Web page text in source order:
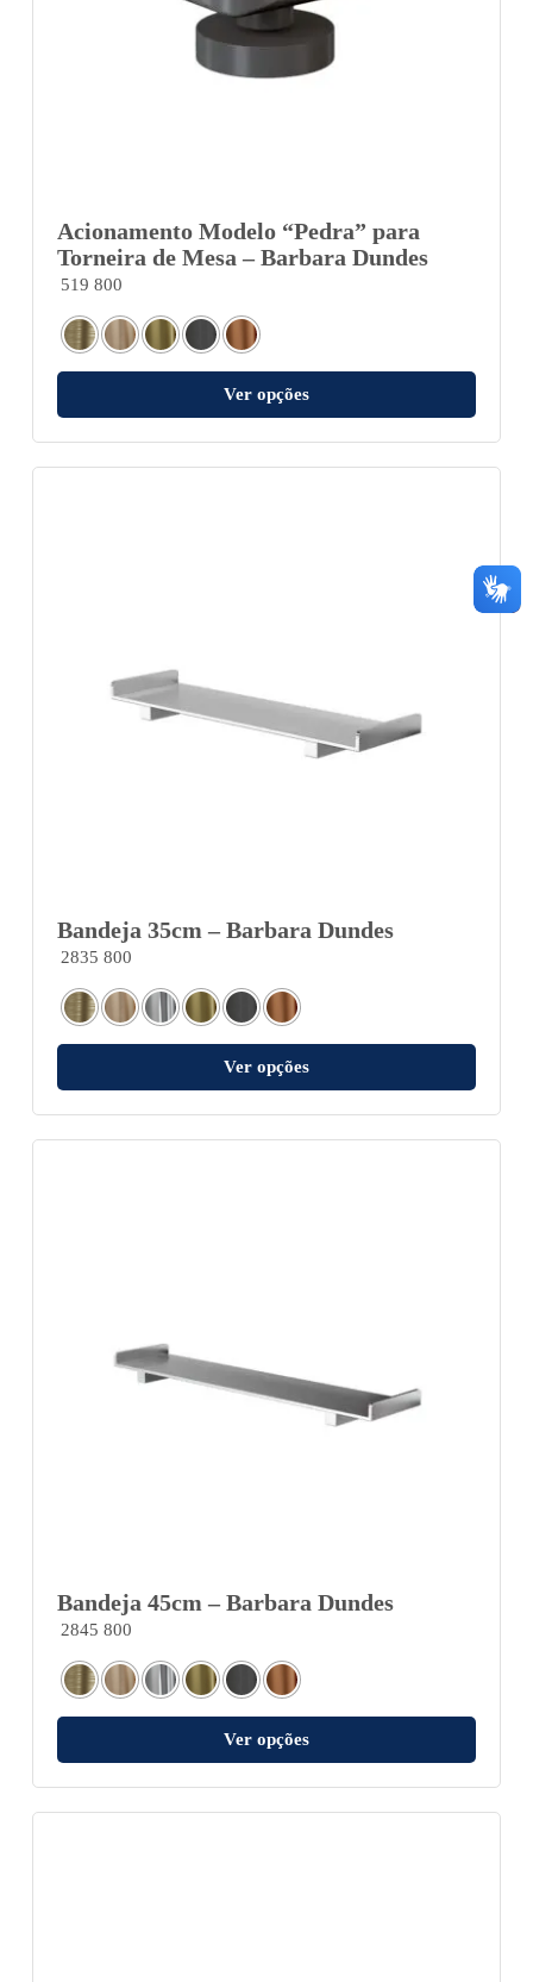
Acionamento Modelo “Pedra” para
Torneira de Mesa – Barbara Dundes
519 800
Ver opções
Bandeja 35cm – Barbara Dundes
2835 800
Ver opções
Bandeja 45cm – Barbara Dundes
2845 800
Ver opções